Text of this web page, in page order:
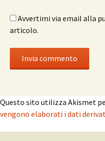
Avvertimi via email alla
articolo.
Questo sito utilizza Akismet
vengono elaborati i dati